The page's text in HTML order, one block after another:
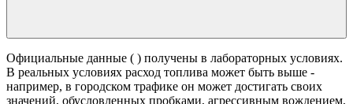
Официальные данные ( ) получены в лабораторных условиях.
В реальных условиях расход топлива может быть выше -
например, в городском трафике он может достигать своих
значений, обусловленных пробками, агрессивным вождением,